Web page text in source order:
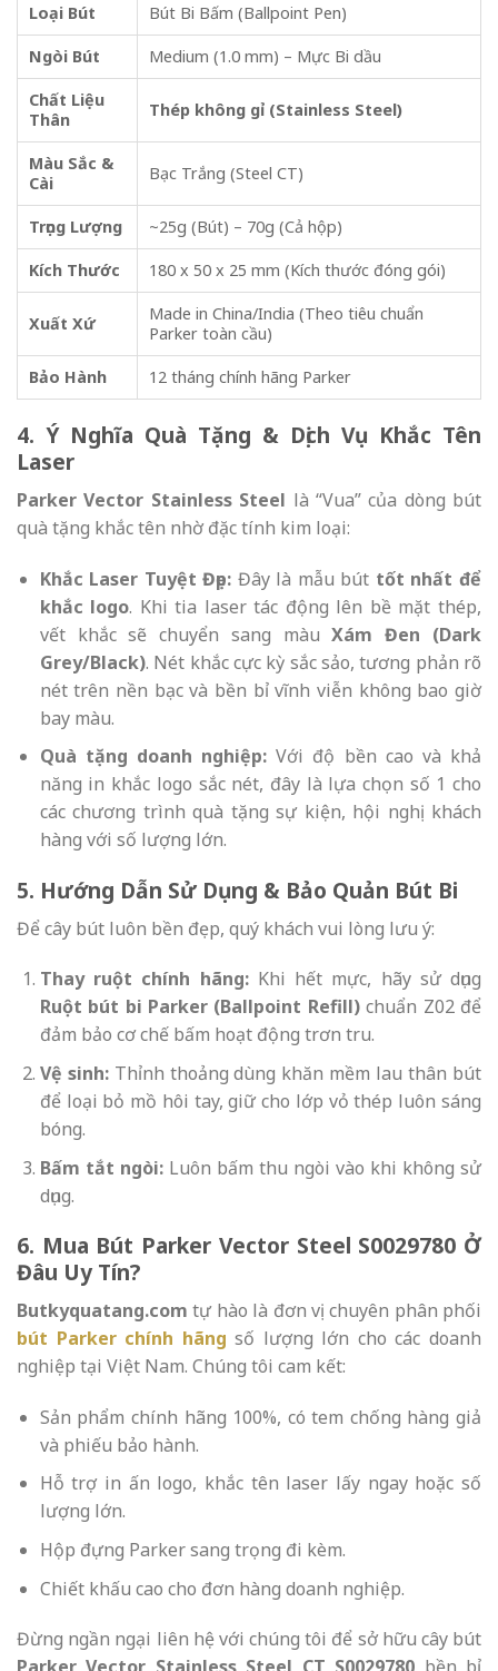
Loại Bút Bút Bi Bấm (Ballpoint Pen)
Ngòi Bút Medium (1.0 mm) – Mực Bi dầu
Chất Liệu
Thân
Thép không gỉ (Stainless Steel)
Màu Sắc &
Cài
Bạc Trắng (Steel CT)
Trọng Lượng ~25g (Bút) – 70g (Cả hộp)
Kích Thước 180 x 50 x 25 mm (Kích thước đóng gói)
Xuất Xứ
Made in China/India (Theo tiêu chuẩn
Parker toàn cầu)
Bảo Hành 12 tháng chính hãng Parker
4. Ý Nghĩa Quà Tặng & Dịch Vụ Khắc Tên
Laser
Parker Vector Stainless Steel là “Vua” của dòng bút
quà tặng khắc tên nhờ đặc tính kim loại:
Khắc Laser Tuyệt Đẹp: Đây là mẫu bút tốt nhất để
khắc logo. Khi tia laser tác động lên bề mặt thép,
vết khắc sẽ chuyển sang màuXám Đen (Dark
Grey/Black). Nét khắc cực kỳ sắc sảo, tương phản rõ
nét trên nền bạc và bền bỉ vĩnh viễn không bao giờ
bay màu.
Quà tặng doanh nghiệp: Với độ bền cao và khả
năng in khắc logo sắc nét, đây là lựa chọn số 1 cho
các chương trình quà tặng sự kiện, hội nghị khách
hàng với số lượng lớn.
5. Hướng Dẫn Sử Dụng & Bảo Quản Bút Bi
Để cây bút luôn bền đẹp, quý khách vui lòng lưu ý:
Thay ruột chính hãng:Khi hết mực, hãy sử dụng
Ruột bút bi Parker (Ballpoint Refill)chuẩn Z02 để
đảm bảo cơ chế bấm hoạt động trơn tru.
Vệ sinh:Thỉnh thoảng dùng khăn mềm lau thân bút
để loại bỏ mồ hôi tay, giữ cho lớp vỏ thép luôn sáng
bóng.
Bấm tắt ngòi:Luôn bấm thu ngòi vào khi không sử
dụng.
6. Mua Bút Parker Vector Steel S0029780 Ở
Đâu Uy Tín?
Butkyquatang.com tự hào là đơn vị chuyên phân phối
bút Parker chính hãng số lượng lớn cho các doanh
nghiệp tại Việt Nam. Chúng tôi cam kết:
Sản phẩm chính hãng 100%, có tem chống hàng giả
và phiếu bảo hành.
Hỗ trợ in ấn logo, khắc tên laser lấy ngay hoặc số
lượng lớn.
Hộp đựng Parker sang trọng đi kèm.
Chiết khấu cao cho đơn hàng doanh nghiệp.
Đừng ngần ngại liên hệ với chúng tôi để sở hữu cây bút